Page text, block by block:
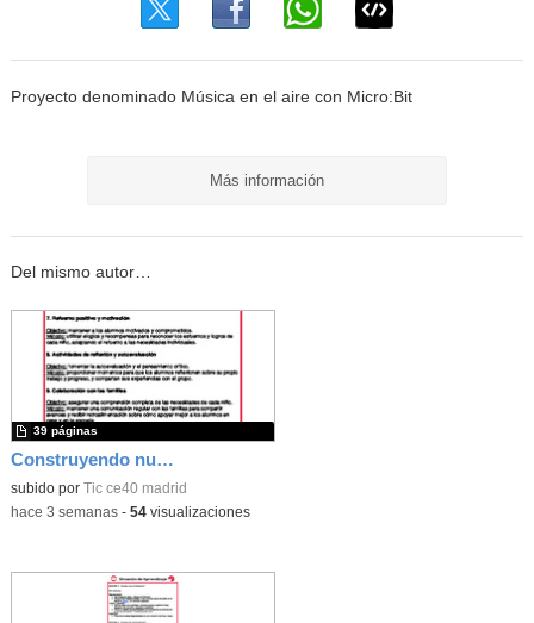
Proyecto denominado Música en el aire con Micro:Bit
Más información
Del mismo autor…
Construyendo nuestro parque de atracciones
subido por Tic ce40 madrid
39 páginas
-hace 3 semanas- 54visualizaciones